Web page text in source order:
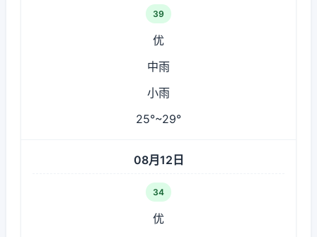
39
优
中雨
小雨
25°~29°
08月12日
34
优